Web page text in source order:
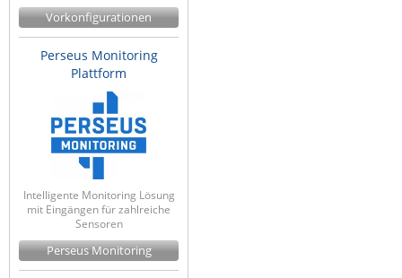
Vorkonfigurationen
Perseus Monitoring
Plattform
Intelligente Monitoring Lösung
mit Eingängen für zahlreiche
Sensoren
Perseus Monitoring